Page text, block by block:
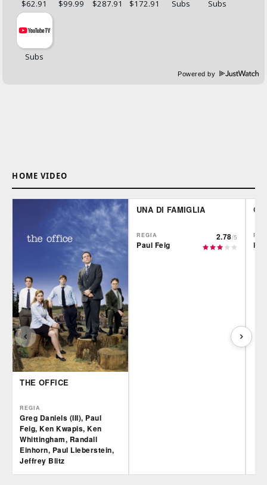
Powered by
HOME VIDEO
THE OFFICE
REGIA
Greg Daniels (III), Paul
Feig, Ken Kwapis, Ken
Whittingham, Randall
Einhorn, Paul Lieberstein,
Jeffrey Blitz
UNA DI FAMIGLIA
REGIA
Paul Feig
2.78/5